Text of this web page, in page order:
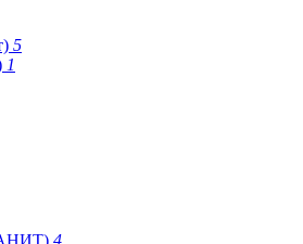
5
1
4